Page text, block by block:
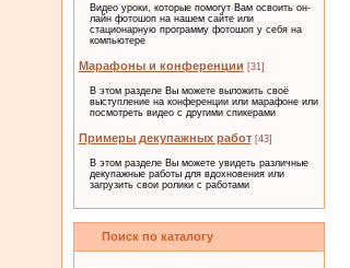
Видео уроки, которые помогут Вам освоить он-
лайн фотошоп на нашем сайте или
стационарную программу фотошоп у себя на
компьютере
Марафоны и конференции [31]
В этом разделе Вы можете выложить своё
выступление на конференции или марафоне или
посмотреть видео с другими спикерами
Примеры декупажных работ [43]
В этом разделе Вы можете увидеть различные
декупажные работы для вдохновения или
загрузить свои ролики с работами
Поиск по каталогу